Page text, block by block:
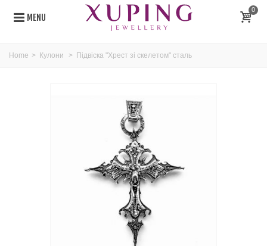
MENU
0
Home > Кулони > Підвіска "Хрест зі скелетом" сталь